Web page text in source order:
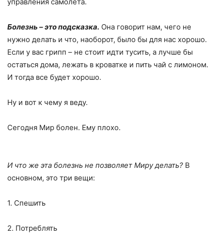
Болезнь – это подсказка. Она говорит нам, чего не
нужно делать и что, наоборот, было бы для нас хорошо.
Если у вас грипп – не стоит идти тусить, а лучше бы
остаться дома, лежать в кроватке и пить чай с лимоном.
И тогда все будет хорошо.
Ну и вот к чему я веду.
Сегодня Мир болен. Ему плохо.
И что же эта болезнь не позволяет Миру делать? В
основном, это три вещи:
1. Спешить
2. Потреблять